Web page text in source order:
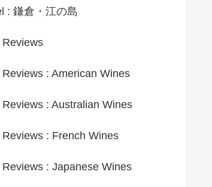
: 鎌倉・江の島
: American Wines
: Australian Wines
: French Wines
: Japanese Wines